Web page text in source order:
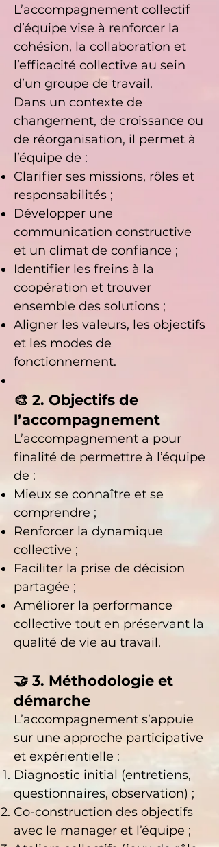
L’accompagnement collectif
d’équipe vise à renforcer la
cohésion, la collaboration et
l’efficacité collective au sein
d’un groupe de travail.
Dans un contexte de
changement, de croissance ou
de réorganisation, il permet à
l’équipe de :
Clarifier ses missions, rôles et
responsabilités ;
Développer une
communication constructive
et un climat de confiance ;
Identifier les freins à la
coopération et trouver
ensemble des solutions ;
Aligner les valeurs, les objectifs
et les modes de
fonctionnement.
🎨 2. Objectifs de
l’accompagnement
L’accompagnement a pour
finalité de permettre à l’équipe
de :
Mieux se connaître et se
comprendre ;
Renforcer la dynamique
collective ;
Faciliter la prise de décision
partagée ;
Améliorer la performance
collective tout en préservant la
qualité de vie au travail.
🤝 3. Méthodologie et
démarche
L’accompagnement s’appuie
sur une approche participative
et expérientielle :
Diagnostic initial (entretiens,
questionnaires, observation) ;
Co-construction des objectifs
avec le manager et l’équipe ;